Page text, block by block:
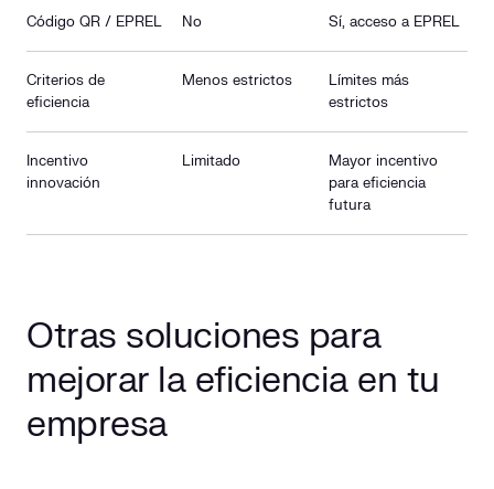
Código QR / EPREL No Sí, acceso a EPREL
Criterios de
eficiencia
Menos estrictos
Límites más
estrictos
Incentivo
innovación
Limitado
Mayor incentivo
para eficiencia
futura
Otras soluciones para
mejorar la eficiencia en tu
empresa